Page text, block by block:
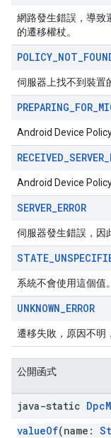
網路發生錯誤，導致
的遷移權杖。
POLICY_NOT_
伺服器上找不到裝置
PREPARING_FOR_
Android Device
RECEIVED_SERVER_
Android Device
SERVER_ERROR
伺服器發生錯誤，因
STATE_
系統不會使用這個值。
UNKNOWN_ERROR
遷移失敗，原因不明
公開函式
java-static Dpc
valueOf(name: